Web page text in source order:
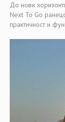
До нови
Next To Go
практичност и